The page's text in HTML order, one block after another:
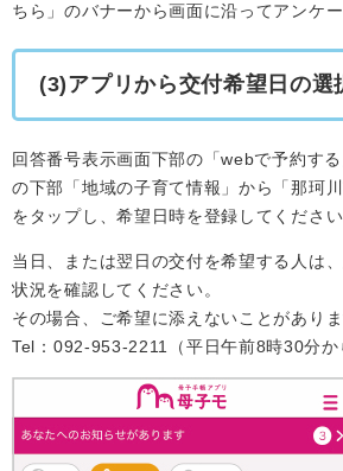
ちら」のバナーから画面に沿ってアンケ
(3)アプリから交付希望日の選
回答番号表示画面下部の「webで予約す
の下部「地域の子育て情報」から「那珂
をタップし、希望日時を登録してください
当日、または翌日の交付を希望する人は
状況を確認してください。
その場合、ご希望に添えないことがありま
Tel：092-953-2211（平日午前8時30分か